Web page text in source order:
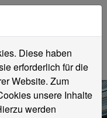
Diese haben
erforderlich für die
Website. Zum
unsere Inhalte
werden